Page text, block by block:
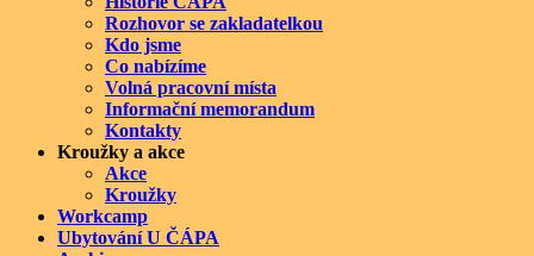
Rozhovor se zakladatelkou
Kdo jsme
Co nabízíme
Volná pracovní místa
Informační memorandum
Kontakty
Kroužky a akce
Akce
Kroužky
Workcamp
Ubytování U ČÁPA